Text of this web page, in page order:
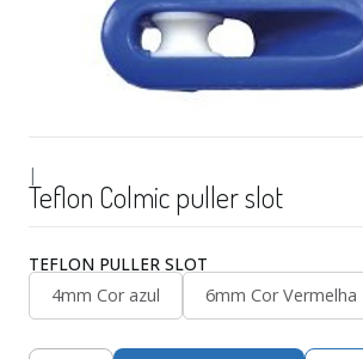
|
Teflon Colmic puller slot
TEFLON PULLER SLOT
4mm Cor azul
6mm Cor Vermelha